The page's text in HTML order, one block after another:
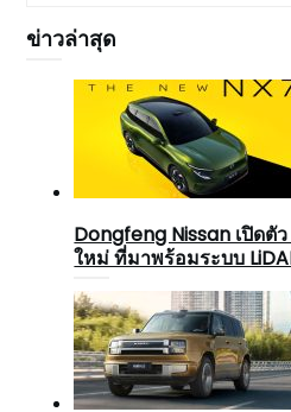
ข่าวล่าสุด
Dongfeng Nissan เปิดตั
ใหม่ ที่มาพร้อมระบบ